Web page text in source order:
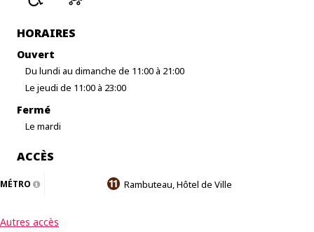
HORAIRES
Ouvert
Du lundi au dimanche de 11:00 à 21:00
Le jeudi de 11:00 à 23:00
Fermé
Le mardi
ACCÈS
MÉTRO Rambuteau, Hôtel de Ville
Autres accès